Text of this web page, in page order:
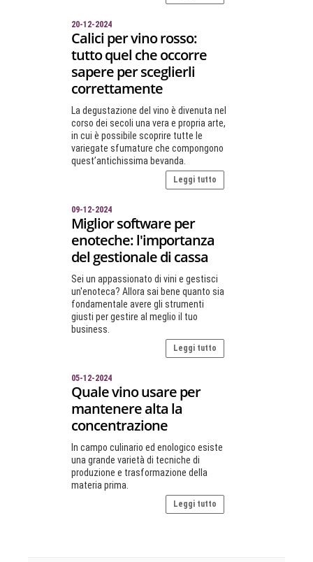
20-12-2024
Calici per vino rosso:
tutto quel che occorre
sapere per sceglierli
correttamente
La degustazione del vino è divenuta nel
corso dei secoli una vera e propria arte,
in cui è possibile scoprire tutte le
variegate sfumature che compongono
quest’antichissima bevanda.
Leggi tutto
09-12-2024
Miglior software per
enoteche: l'importanza
del gestionale di cassa
Sei un appassionato di vini e gestisci
un'enoteca? Allora sai bene quanto sia
fondamentale avere gli strumenti
giusti per gestire al meglio il tuo
business.
Leggi tutto
05-12-2024
Quale vino usare per
mantenere alta la
concentrazione
In campo culinario ed enologico esiste
una grande varietà di tecniche di
produzione e trasformazione della
materia prima.
Leggi tutto